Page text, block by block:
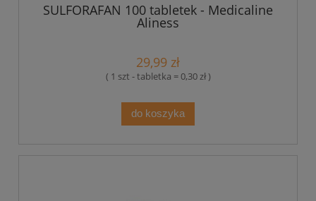
SULFORAFAN 100 tabletek - Medicaline
Aliness
29,99 zł
( 1 szt - tabletka = 0,30 zł )
do koszyka